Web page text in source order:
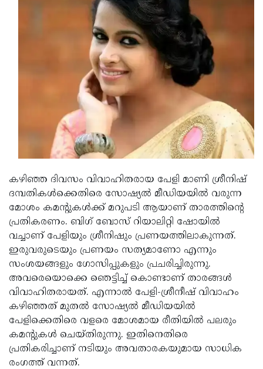
കഴിഞ്ഞ ദിവസം വിവാഹിതരായ പേളി മാണി ശ്രീനിഷ്
ദമ്പതികള്‍ക്കെതിരെ സോഷ്യല്‍ മീഡിയയില്‍ വരുന്ന
മോശം കമന്റുകള്‍ക്ക് മറുപടി ആയാണ് താരത്തിന്റെ
പ്രതികരണം. ബിഗ് ബോസ് റിയാലിറ്റി ഷോയില്‍
വച്ചാണ് പേളിയും ശ്രീനിഷും പ്രണയത്തിലാകുന്നത്.
ഇരുവരുടെയും പ്രണയം സത്യമാണോ എന്നും
സംശയങ്ങളും ഗോസിപ്പുകളും പ്രചരിച്ചിരുന്നു.
അവരെയൊക്കെ ഞെട്ടിച്ച് കൊണ്ടാണ് താരങ്ങള്‍
വിവാഹിതരായത്. എന്നാല്‍ പേളി-ശ്രീനീഷ് വിവാഹം
കഴിഞ്ഞത് മുതല്‍ സോഷ്യല്‍ മീഡിയയില്‍
പേളിക്കെതിരെ വളരെ മോശമായ രീതിയില്‍ പലരും
കമന്റുകള്‍ ചെയ്തിരുന്നു. ഇതിനെതിരെ
പ്രതികരിച്ചാണ് നടിയും അവതാരകയുമായ സാധിക
രംഗത്ത് വന്നത്.